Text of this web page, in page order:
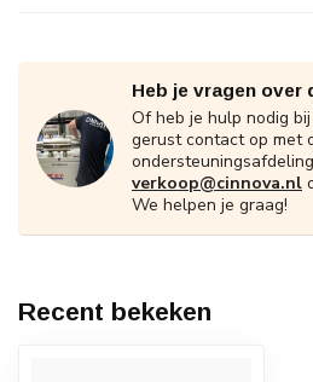
Heb je vragen
Of heb je hulp nodig
gerust contact op met
verkoop@cinnova.nl
We helpen je graag!
Recent bekeken